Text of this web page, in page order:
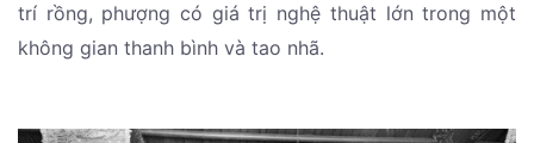
trí rồng, phượng có giá trị nghệ thuật lớn trong một
không gian thanh bình và tao nhã.